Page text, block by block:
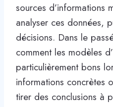
sources d’informations
analyser ces données,
décisions. Dans le
comment les modèles
particulièrement bons
informations concrètes
tirer des conclusions à